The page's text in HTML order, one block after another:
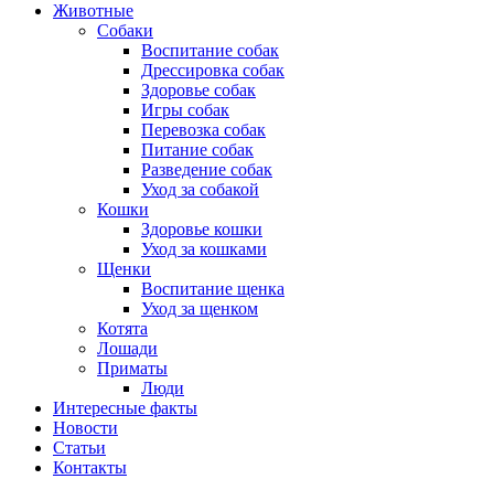
Животные
Собаки
Воспитание собак
Дрессировка собак
Здоровье собак
Игры собак
Перевозка собак
Питание собак
Разведение собак
Уход за собакой
Кошки
Здоровье кошки
Уход за кошками
Щенки
Воспитание щенка
Уход за щенком
Котята
Лошади
Приматы
Люди
Интересные факты
Новости
Статьи
Контакты